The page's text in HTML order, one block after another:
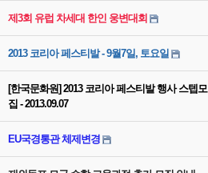
제3회 유럽 차세대 한인 웅변대회
2013 코리아 페스티발 - 9월7일, 토요일
[한국문화원] 2013 코리아 페스티발 행사 스텝모
집 - 2013.09.07
EU국경통관 체제변경